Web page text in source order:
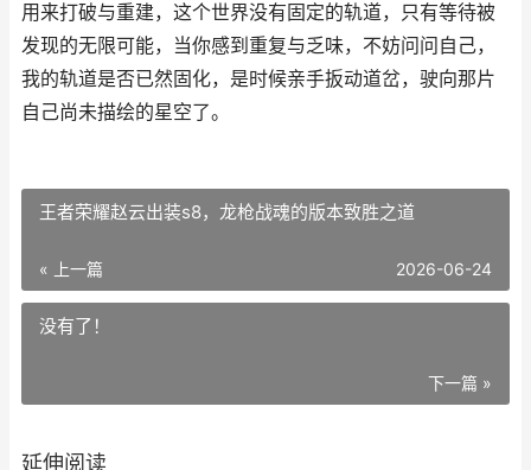
用来打破与重建，这个世界没有固定的轨道，只有等待被
发现的无限可能，当你感到重复与乏味，不妨问问自己，
我的轨道是否已然固化，是时候亲手扳动道岔，驶向那片
自己尚未描绘的星空了。
王者荣耀赵云出装s8，龙枪战魂的版本致胜之道
« 上一篇 2026-06-24
没有了！
下一篇 »
延伸阅读